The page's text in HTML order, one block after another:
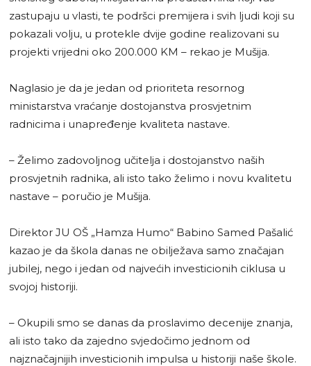
zastupaju u vlasti, te podršci premijera i svih ljudi koji su
pokazali volju, u protekle dvije godine realizovani su
projekti vrijedni oko 200.000 KM – rekao je Mušija.
Naglasio je da je jedan od prioriteta resornog
ministarstva vraćanje dostojanstva prosvjetnim
radnicima i unapređenje kvaliteta nastave.
– Želimo zadovoljnog učitelja i dostojanstvo naših
prosvjetnih radnika, ali isto tako želimo i novu kvalitetu
nastave – poručio je Mušija.
Direktor JU OŠ „Hamza Humo“ Babino Samed Pašalić
kazao je da škola danas ne obilježava samo značajan
jubilej, nego i jedan od najvećih investicionih ciklusa u
svojoj historiji.
– Okupili smo se danas da proslavimo decenije znanja,
ali isto tako da zajedno svjedočimo jednom od
najznačajnijih investicionih impulsa u historiji naše škole.